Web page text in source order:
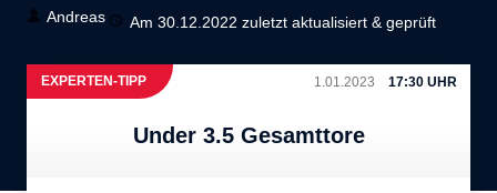
Andreas Am 30.12.2022 zuletzt aktualisiert & geprüft
EXPERTEN-TIPP 1.01.2023 17:30 UHR
Under 3.5 Gesamttore